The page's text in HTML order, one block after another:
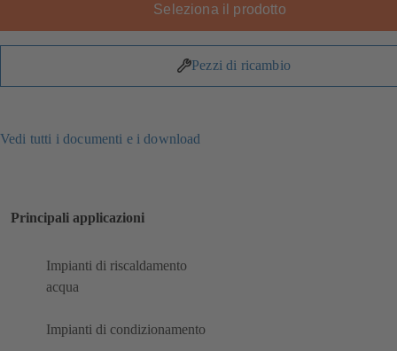
Seleziona il prodotto
Pezzi di ricambio
Vedi tutti i documenti e i download
Principali applicazioni
Impianti di riscaldamento
acqua
Impianti di condizionamento